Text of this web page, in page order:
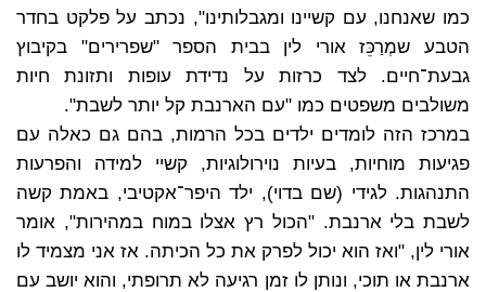
כמו שאנחנו, עם קשיינו ומגבלותינו", נכתב על פלקט בחדר
הטבע שמְרַכֵּז אורי לין בבית הספר "שפרירים" בקיבוץ
גבעת־חיים. לצד כרזות על נדידת עופות ותזונת חיות
משולבים משפטים כמו "עם הארנבת קל יותר לשבת".
במרכז הזה לומדים ילדים בכל הרמות, בהם גם כאלה עם
פגיעות מוחיות, בעיות נוירולוגיות, קשיי למידה והפרעות
התנהגות. לגידי (שם בדוי), ילד היפר־אקטיבי, באמת קשה
לשבת בלי ארנבת. "הכול רץ אצלו במוח במהירות", אומר
אורי לין, "ואז הוא יכול לפרק את כל הכיתה. אז אני מצמיד לו
ארנבת או תוכי, ונותן לו זמן רגיעה לא תרופתי, והוא יושב עם